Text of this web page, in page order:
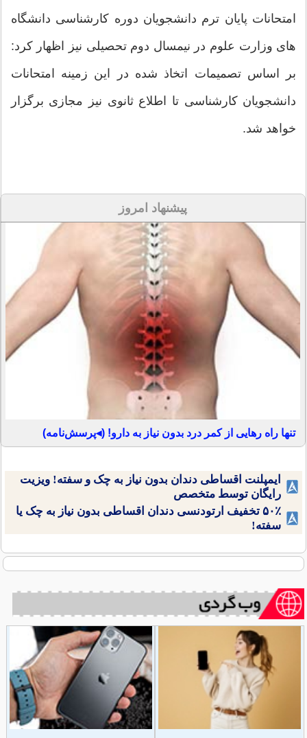
امتحانات پایان ترم دانشجویان دوره کارشناسی دانشگاه
های وزارت علوم در نیمسال دوم تحصیلی نیز اظهار کرد:
بر اساس تصمیمات اتخاذ شده در این زمینه امتحانات
دانشجویان کارشناسی تا اطلاع ثانوی نیز مجازی برگزار
خواهد شد.
پیشنهاد امروز
تنها راه رهایی از کمر درد بدون نیاز به دارو! (◂پرسش‌نامه)
ایمپلنت اقساطی دندان بدون نیاز به چک و سفته! ویزیت
رایگان توسط متخصص
۵۰٪ تخفیف ارتودنسی دندان اقساطی بدون نیاز به چک یا
سفته!